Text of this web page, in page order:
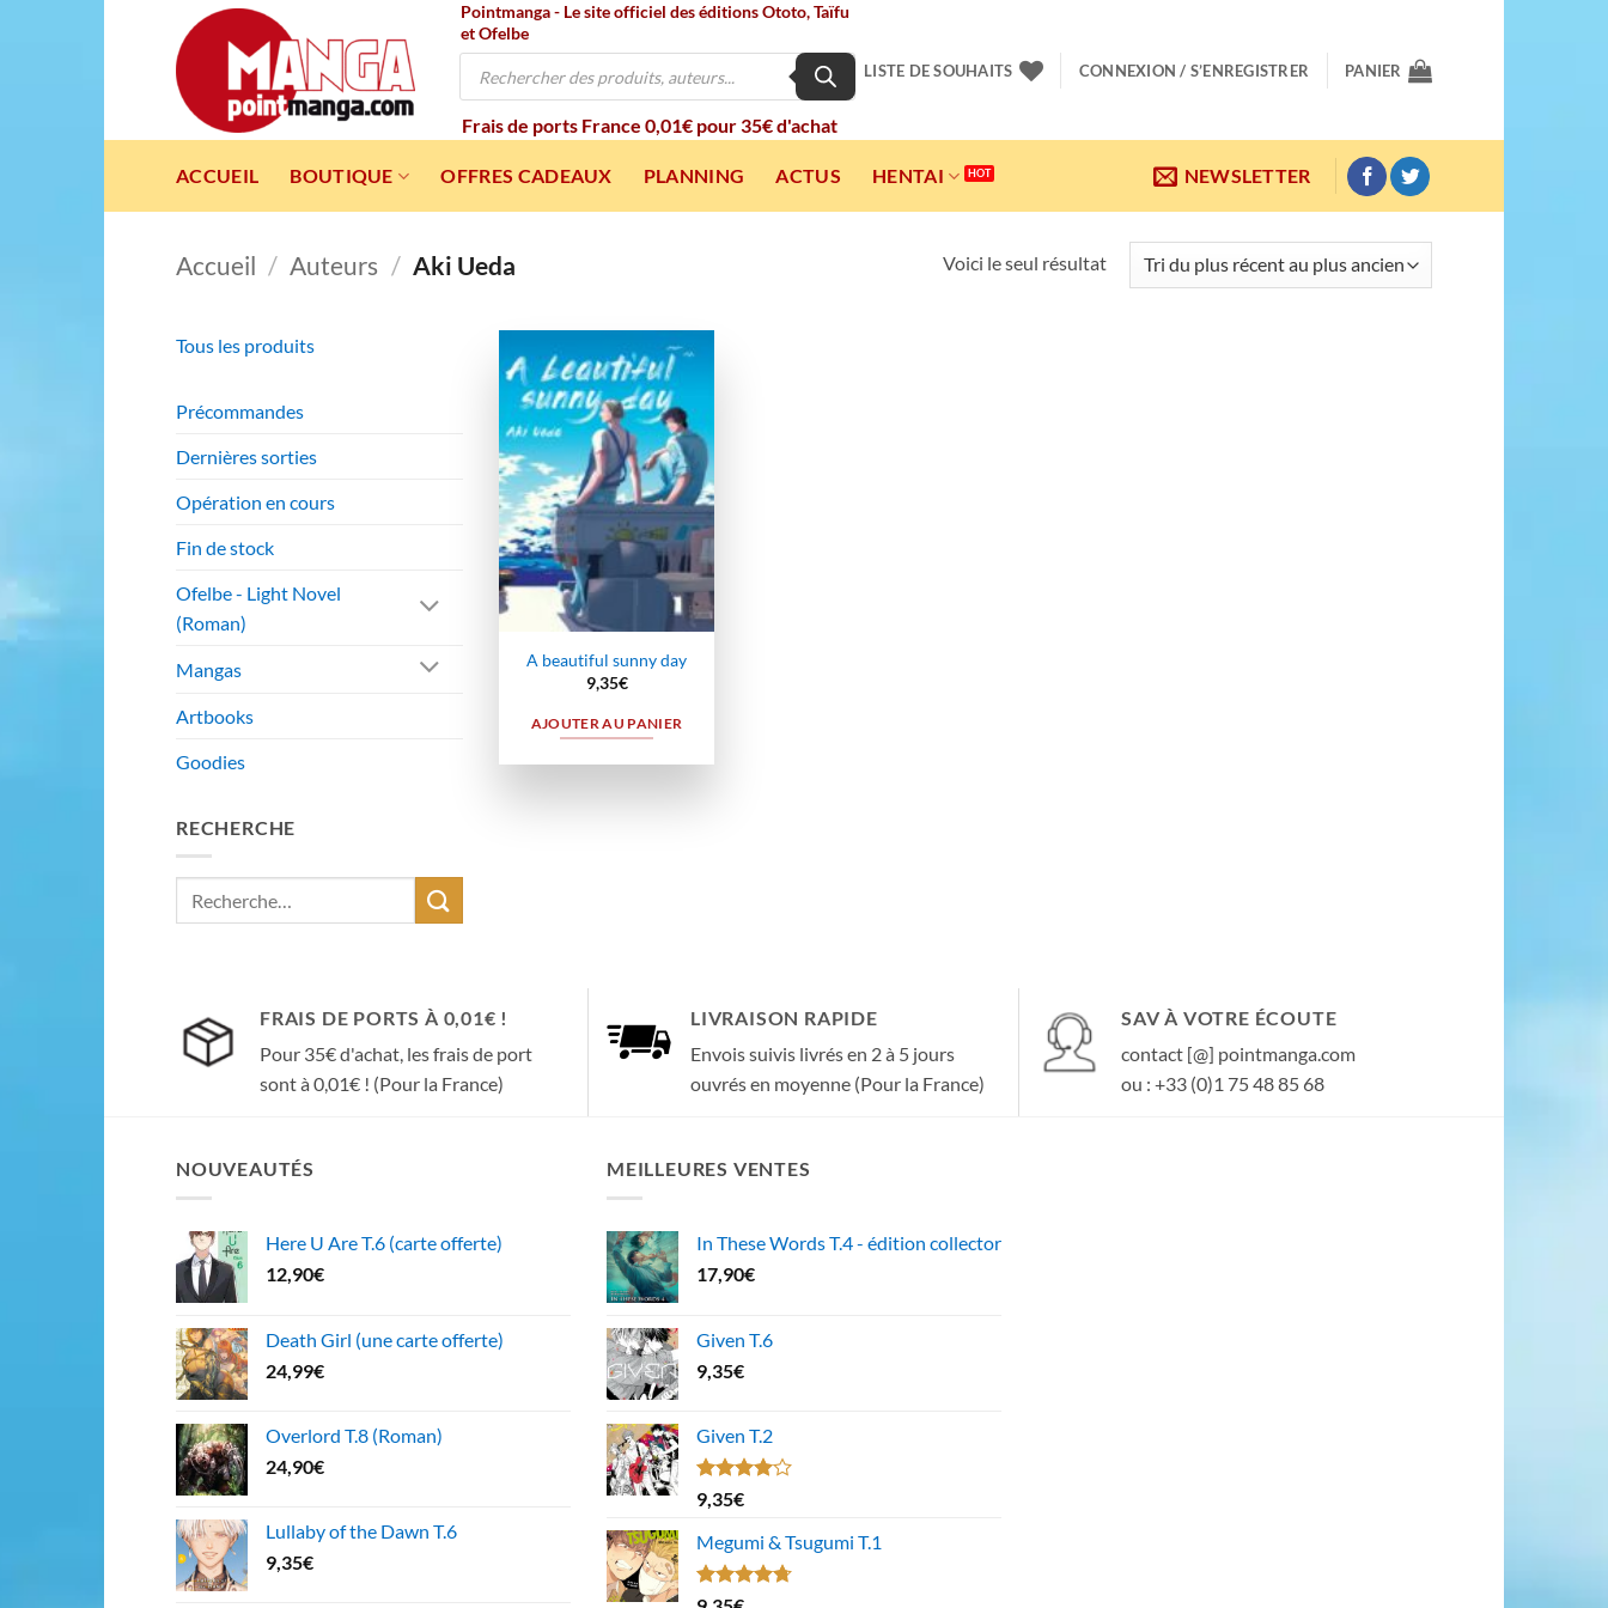
Pointmanga - Le site officiel des éditions Ototo, Taïfu
et Ofelbe
Recherche
Frais de ports France 0,01€ pour 35€ d'achat
LISTE DE SOUHAITS CONNEXION / S’ENREGISTRER PANIER
ACCUEIL BOUTIQUE OFFRES CADEAUX PLANNING ACTUS HENTAI NEWSLETTER
Accueil / Auteurs / Aki Ueda Voici le seul résultat
Tous les produits
Précommandes
Dernières sorties
Opération en cours
Fin de stock
Ofelbe - Light Novel
(Roman)
Mangas
Artbooks
Goodies
RECHERCHE
Ajouter
à la
wishlist
A beautiful sunny day
9,35€
AJOUTER AU PANIER
FRAIS DE PORTS À 0,01€ !
Pour 35€ d'achat, les frais de port
sont à 0,01€ ! (Pour la France)
LIVRAISON RAPIDE
Envois suivis livrés en 2 à 5 jours
ouvrés en moyenne (Pour la France)
SAV À VOTRE ÉCOUTE
contact [@] pointmanga.com
ou : +33 (0)1 75 48 85 68
NOUVEAUTÉS
Here U Are T.6 (carte offerte)
12,90€
Death Girl (une carte offerte)
24,99€
Overlord T.8 (Roman)
24,90€
Lullaby of the Dawn T.6
9,35€
MEILLEURES VENTES
In These Words T.4 - édition collector
17,90€
Given T.6
9,35€
Given T.2
Note
4.00
5
9,35€
Megumi & Tsugumi T.1
Note4.67